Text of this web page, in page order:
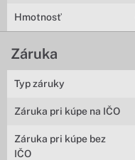
Hmotnosť
Záruka
Typ záruky
Záruka pri kúpe na IČO
Záruka pri kúpe bez
IČO